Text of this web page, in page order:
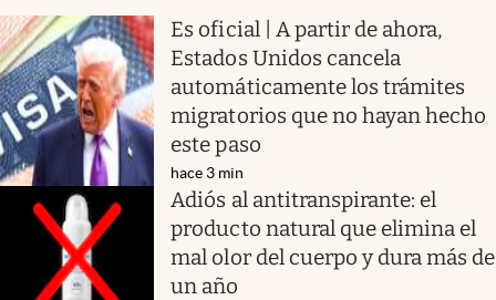
Es oficial | A partir de ahora,
Estados Unidos cancela
automáticamente los trámites
migratorios que no hayan hecho
este paso
hace 3 min
Adiós al antitranspirante: el
producto natural que elimina el
mal olor del cuerpo y dura más de
un año